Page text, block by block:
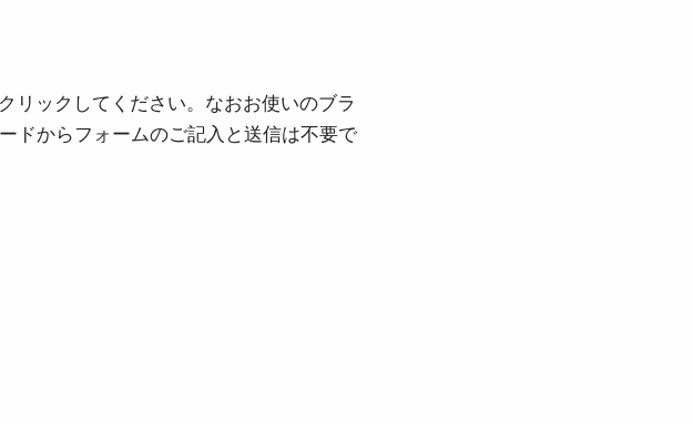
リックしてください。なおお使いのブラ
ドからフォームのご記入と送信は不要で